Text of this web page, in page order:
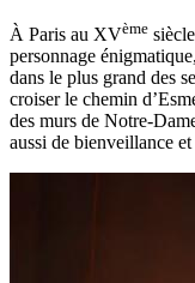
À Paris au XVème
personnage
dans le plus grand des
croiser le chemin
des murs de Notre-
aussi de bienveillance